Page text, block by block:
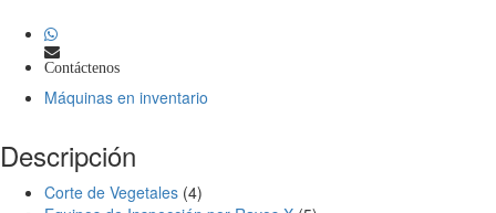
Contáctenos
Máquinas en inventario
Descripción
Corte de Vegetales (4)